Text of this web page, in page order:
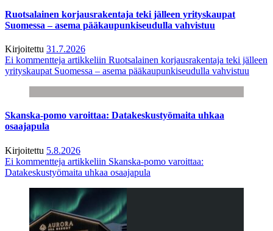
Ruotsalainen korjausrakentaja teki jälleen yrityskaupat
Suomessa – asema pääkaupunkiseudulla vahvistuu
Kirjoitettu 31.7.2026
Ei kommentteja artikkeliin Ruotsalainen korjausrakentaja teki jälleen
yrityskaupat Suomessa – asema pääkaupunkiseudulla vahvistuu
Skanska-pomo varoittaa: Datakeskustyömaita uhkaa
osaajapula
Kirjoitettu 5.8.2026
Ei kommentteja artikkeliin Skanska-pomo varoittaa:
Datakeskustyömaita uhkaa osaajapula